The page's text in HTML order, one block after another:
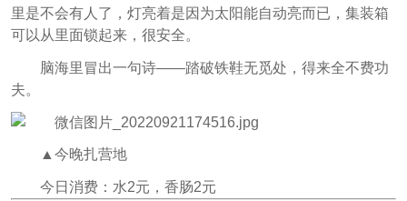
里是不会有人了，灯亮着是因为太阳能自动亮而已，集装箱
可以从里面锁起来，很安全。
脑海里冒出一句诗——踏破铁鞋无觅处，得来全不费功
夫。
▲今晚扎营地
今日消费：水2元，香肠2元